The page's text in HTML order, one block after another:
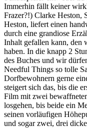
Immerhin fällt keiner
Frazer?!) Clarke Heston,
Heston, liefert einen
durch eine grandiose
Inhalt gefallen kann, den
haben. In die knapp 2
des Buches und wir
Needful Things so tolle
Dorfbewohnern gerne
steigert sich das, bis die
Film mit zwei
losgehen, bis beide ein
seinen vorläufigen
und sogar zwei, drei